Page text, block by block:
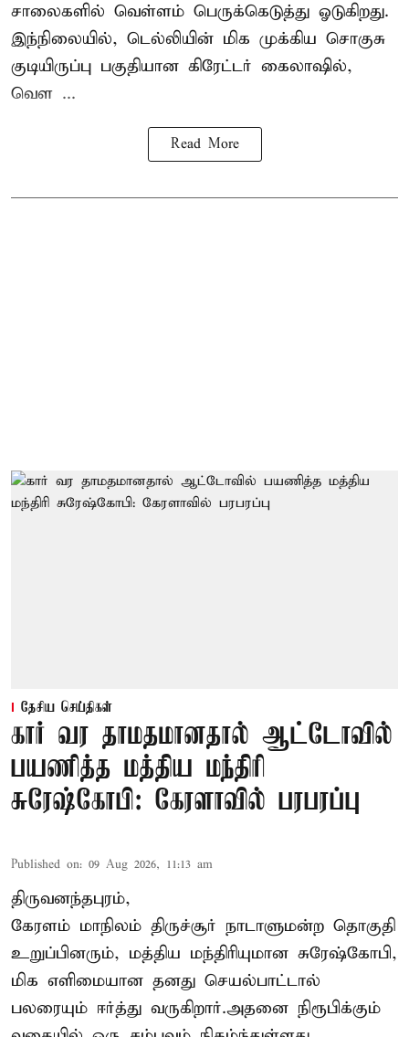
சாலைகளில் வெள்ளம் பெருக்கெடுத்து ஓடுகிறது.
இந்நிலையில், டெல்லியின் மிக முக்கிய சொகுசு
குடியிருப்பு பகுதியான கிரேட்டர் கைலாஷில்,
வெள ...
Read More
தேசிய செய்திகள்
கார் வர தாமதமானதால் ஆட்டோவில்
பயணித்த மத்திய மந்திரி
சுரேஷ்கோபி: கேரளாவில் பரபரப்பு
Published on: 09 Aug 2026, 11:13 am
திருவனந்தபுரம்,
கேரளம் மாநிலம் திருச்சூர் நாடாளுமன்ற தொகுதி
உறுப்பினரும், மத்திய மந்திரியுமான சுரேஷ்கோபி,
மிக எளிமையான தனது செயல்பாட்டால்
பலரையும் ஈர்த்து வருகிறார்.அதனை நிரூபிக்கும்